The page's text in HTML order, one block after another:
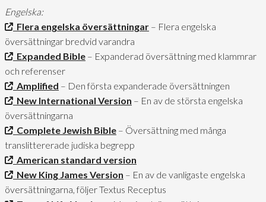
Engelska:
Flera engelska översättningar – Flera engelska
översättningar bredvid varandra
Expanded Bible – Expanderad översättning med klammrar
och referenser
Amplified – Den första expanderade översättningen
New International Version – En av de största engelska
översättningarna
Complete Jewish Bible – Översättning med många
translittererade judiska begrepp
American standard version
New King James Version – En av de vanligaste engelska
översättningarna, följer Textus Receptus